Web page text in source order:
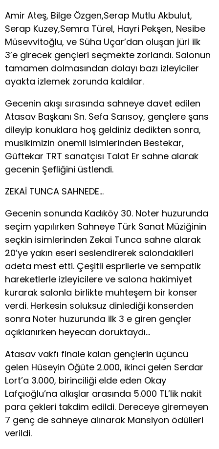
Amir Ateş, Bilge Özgen,Serap Mutlu Akbulut,
Serap Kuzey,Semra Türel, Hayri Pekşen, Nesibe
Müsevvitoğlu, ve Süha Uçar’dan oluşan jüri ilk
3’e girecek gençleri seçmekte zorlandı. Salonun
tamamen dolmasından dolayı bazı izleyiciler
ayakta izlemek zorunda kaldılar.
Gecenin akışı sırasında sahneye davet edilen
Atasav Başkanı Sn. Sefa Sarısoy, gençlere şans
dileyip konuklara hoş geldiniz dedikten sonra,
musikimizin önemli isimlerinden Bestekar,
Güftekar TRT sanatçısı Talat Er sahne alarak
gecenin Şefliğini üstlendi.
ZEKAİ TUNCA SAHNEDE…
Gecenin sonunda Kadıköy 30. Noter huzurunda
seçim yapılırken Sahneye Türk Sanat Müziğinin
seçkin isimlerinden Zekai Tunca sahne alarak
20’ye yakın eseri seslendirerek salondakileri
adeta mest etti. Çeşitli esprilerle ve sempatik
hareketlerle izleyicilere ve salona hakimiyet
kurarak salonla birlikte muhteşem bir konser
verdi. Herkesin soluksuz dinlediği konserden
sonra Noter huzurunda ilk 3 e giren gençler
açıklanırken heyecan doruktaydı…
Atasav vakfı finale kalan gençlerin üçüncü
gelen Hüseyin Öğüte 2.000, ikinci gelen Serdar
Lort’a 3.000, birinciliği elde eden Okay
Lafçıoğlu’na alkışlar arasında 5.000 TL’lik nakit
para çekleri takdim edildi. Dereceye giremeyen
7 genç de sahneye alınarak Mansiyon ödülleri
verildi.